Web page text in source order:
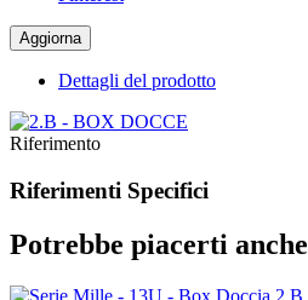
Dettagli del prodotto
Riferimento
Riferimenti Specifici
Potrebbe piacerti anche